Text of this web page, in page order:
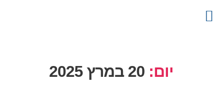
יום: 20 במרץ 2025